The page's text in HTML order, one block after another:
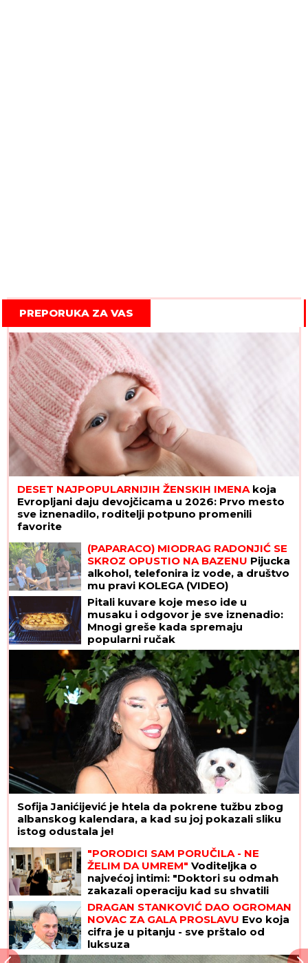
PREPORUKA ZA VAS
DESET NAJPOPULARNIJIH ŽENSKIH IMENAkoja
Evropljani daju devojčicama u 2026: Prvo mesto
sve iznenadilo, roditelji potpuno promenili
favorite
(PAPARACO) MIODRAG RADONJIĆ SE
SKROZ OPUSTIO NA BAZENU Pijucka
alkohol, telefonira iz vode, a društvo
mu pravi KOLEGA (VIDEO)
Pitali kuvare koje meso ide u
musaku i odgovor je sve iznenadio:
Mnogi greše kada spremaju
popularni ručak
Sofija Janićijević je htela da pokrene tužbu zbog
albanskog kalendara, a kad su joj pokazali sliku
istog odustala je!
"PORODICI SAM PORUČILA - NE
ŽELIM DA UMREM" Voditeljka o
najvećoj intimi: "Doktori su odmah
zakazali operaciju kad su shvatili
stanje stvari", ovo je samo jednom
pričala
DRAGAN STANKOVIĆ DAO OGROMAN
NOVAC ZA GALA PROSLAVU Evo koja
cifra je u pitanju - sve prštalo od
luksuza